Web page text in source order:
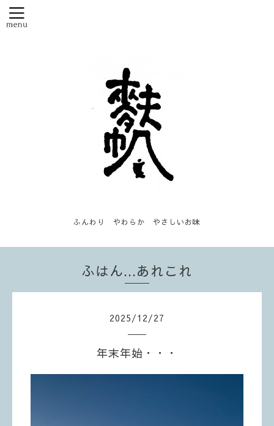
ふんわり やわらか やさしいお味
ふはん...あれこれ
2025/12/27
年末年始・・・